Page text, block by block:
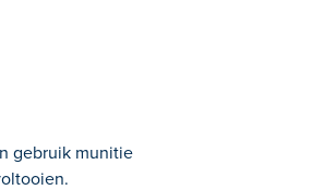
gebruik munitie